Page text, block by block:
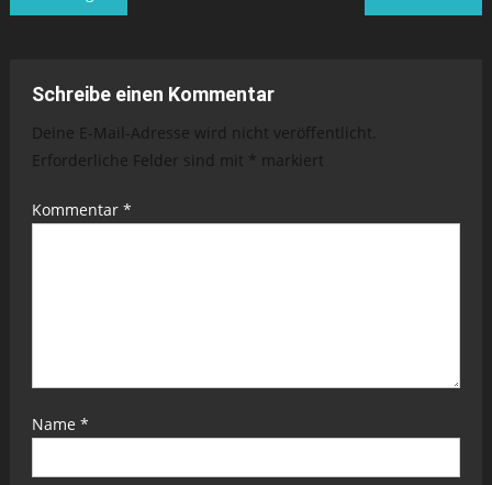
Schreibe einen Kommentar
Deine E-Mail-Adresse wird nicht veröffentlicht.
Erforderliche Felder sind mit * markiert
Kommentar *
Name *